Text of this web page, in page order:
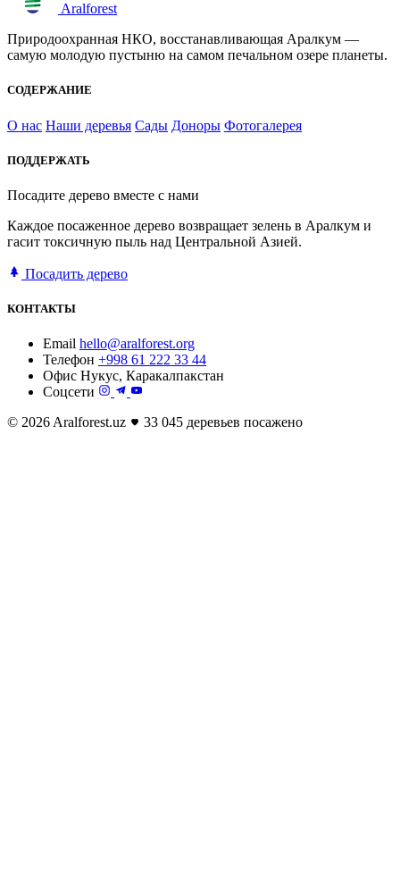
Aralforest
Природоохранная НКО, восстанавливающая Аралкум —
самую молодую пустыню на самом печальном озере планеты.
СОДЕРЖАНИЕ
О нас Наши деревья Сады Доноры Фотогалерея
ПОДДЕРЖАТЬ
Посадите дерево вместе с нами
Каждое посаженное дерево возвращает зелень в Аралкум и
гасит токсичную пыль над Центральной Азией.
Посадить дерево
КОНТАКТЫ
Email hello@aralforest.org
Телефон +998 61 222 33 44
Офис Нукус, Каракалпакстан
Соцсети
© 2026 Aralforest.uz
33 045 деревьев посажено